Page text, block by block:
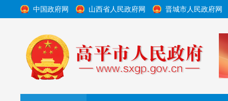
中国政府网 山西省人民政府网 晋城市人民政府网